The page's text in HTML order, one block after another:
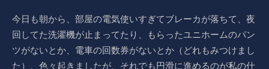
今日も朝から、部屋の電気使いすぎてブレーカが落ちて、夜
回してた洗濯機が止まってたり、もらったユニホームのパン
ツがないとか、電車の回数券がないとか（どれもみつけまし
た）、色々起きましたが、それでも円滑に進めるのが私の仕